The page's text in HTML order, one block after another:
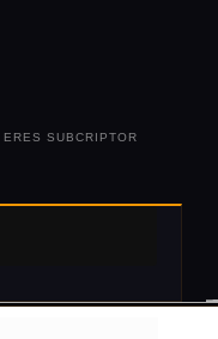
SUBCRIPTOR